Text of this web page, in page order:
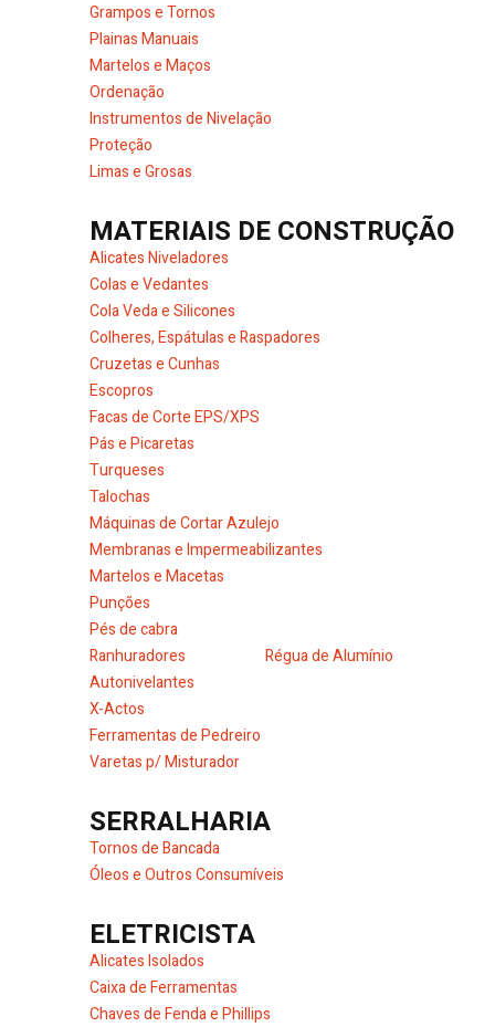
Grampos e Tornos
Plainas Manuais
Martelos e Maços
Ordenação
Instrumentos de Nivelação
Proteção
Limas e Grosas
MATERIAIS DE CONSTRUÇÃO
Alicates Niveladores
Colas e Vedantes
Cola Veda e Silicones
Colheres, Espátulas e Raspadores
Cruzetas e Cunhas
Escopros
Facas de Corte EPS/XPS
Pás e Picaretas
Turqueses
Talochas
Máquinas de Cortar Azulejo
Membranas e Impermeabilizantes
Martelos e Macetas
Punções
Pés de cabra
Ranhuradores
Régua de Alumínio
Autonivelantes
X-Actos
Ferramentas de Pedreiro
Varetas p/ Misturador
SERRALHARIA
Tornos de Bancada
Óleos e Outros Consumíveis
ELETRICISTA
Alicates Isolados
Caixa de Ferramentas
Chaves de Fenda e Phillips